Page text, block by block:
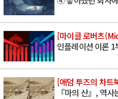
[마이클 로버츠
인플레이션 이론
[애덤 투즈의 차트
『마의 산』, 역